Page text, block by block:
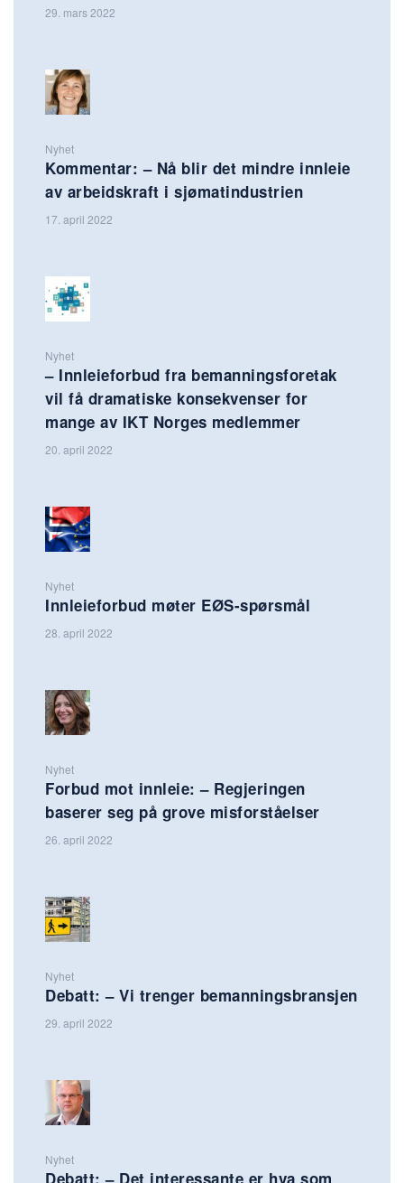
29. mars 2022
Nyhet
Kommentar: – Nå blir det mindre innleie
av arbeidskraft i sjømatindustrien
17. april 2022
Nyhet
– Innleieforbud fra bemanningsforetak
vil få dramatiske konsekvenser for
mange av IKT Norges medlemmer
20. april 2022
Nyhet
Innleieforbud møter EØS-spørsmål
28. april 2022
Nyhet
Forbud mot innleie: – Regjeringen
baserer seg på grove misforståelser
26. april 2022
Nyhet
Debatt: – Vi trenger bemanningsbransjen
29. april 2022
Nyhet
Debatt: – Det interessante er hva som